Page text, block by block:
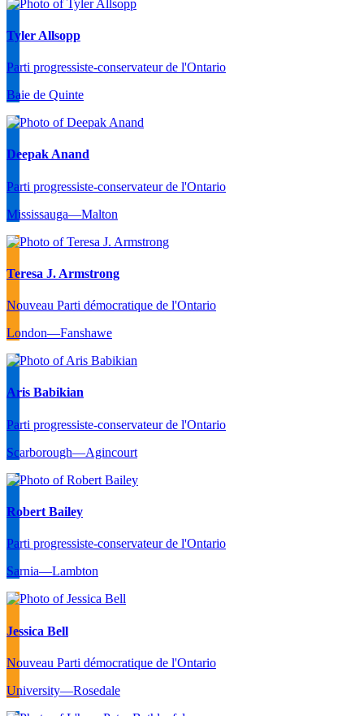
Tyler Allsopp
Parti progressiste-conservateur de l'Ontario
Baie de Quinte
Deepak Anand
Parti progressiste-conservateur de l'Ontario
Mississauga—Malton
Teresa J. Armstrong
Nouveau Parti démocratique de l'Ontario
London—Fanshawe
Aris Babikian
Parti progressiste-conservateur de l'Ontario
Scarborough—Agincourt
Robert Bailey
Parti progressiste-conservateur de l'Ontario
Sarnia—Lambton
Jessica Bell
Nouveau Parti démocratique de l'Ontario
University—Rosedale